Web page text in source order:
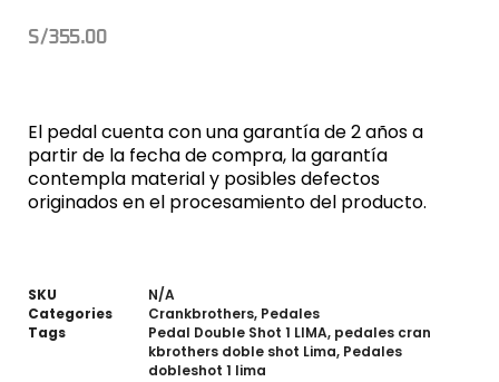
S/355.00
El pedal cuenta con una garantía de 2 años a
partir de la fecha de compra, la garantía
contempla material y posibles defectos
originados en el procesamiento del producto.
SKU
N/A
Categories
Crankbrothers, Pedales
Tags
Pedal Double Shot 1 LIMA, pedales cran
kbrothers doble shot Lima, Pedales
dobleshot 1 lima